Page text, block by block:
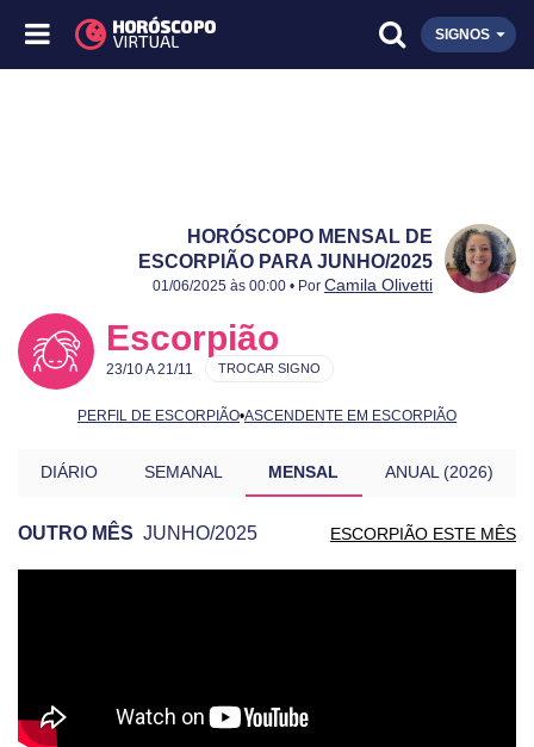
SIGNOS
HORÓSCOPO MENSAL DE
ESCORPIÃO PARA JUNHO/2025
Publicado:
Junho/2025
Atualizado:
Junho/2025
01/06/2025 às 00:00 • Por Camila Olivetti
Escorpião
23/10 A 21/11
PERFIL DE ESCORPIÃO•ASCENDENTE EM ESCORPIÃO
TROCAR SIGNO
DIÁRIO SEMANAL MENSAL ANUAL (2026)
OUTRO MÊS JUNHO/2025 ESCORPIÃO ESTE MÊS